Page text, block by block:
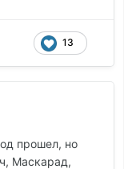
13
прошел, но
Маскарад,